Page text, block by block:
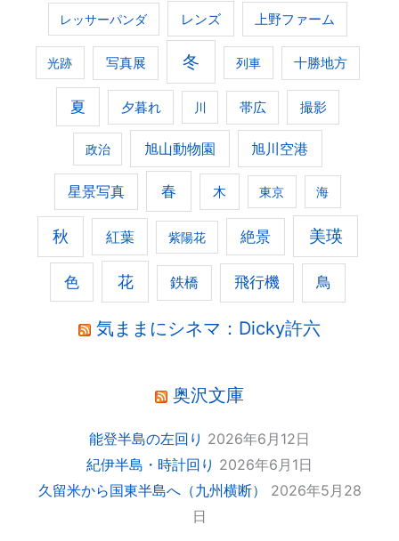
レッサーパンダ レンズ 上野ファーム
光跡 写真展 冬 列車 十勝地方
夏 夕暮れ 川 帯広 撮影
政治 旭山動物園 旭川空港
星景写真 春 木 東京 海
秋 紅葉 紫陽花 絶景 美瑛
色 花 鉄橋 飛行機 鳥
気ままにシネマ：Dicky許六
奥沢文庫
能登半島の左回り 2026年6月12日
紀伊半島・時計回り 2026年6月1日
久留米から国東半島へ（九州横断）
2026年5月28
日